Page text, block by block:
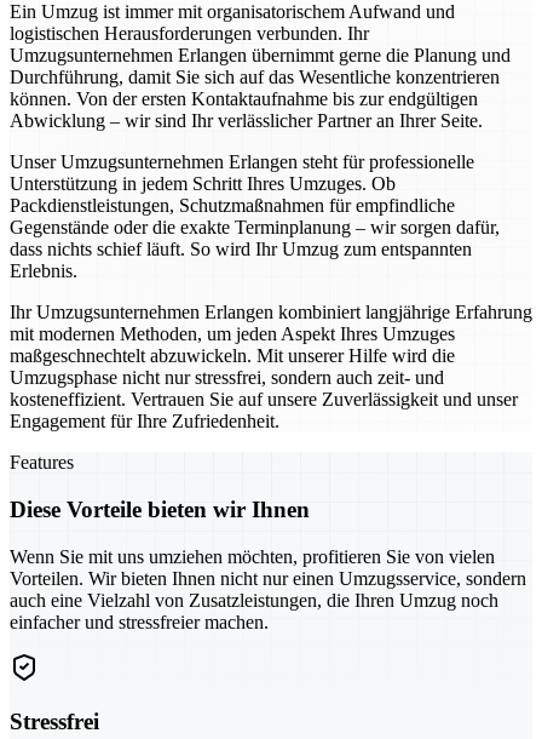
Ein Umzug ist immer mit organisatorischem Aufwand und
logistischen Herausforderungen verbunden. Ihr
Umzugsunternehmen Erlangen übernimmt gerne die Planung und
Durchführung, damit Sie sich auf das Wesentliche konzentrieren
können. Von der ersten Kontaktaufnahme bis zur endgültigen
Abwicklung – wir sind Ihr verlässlicher Partner an Ihrer Seite.
Unser Umzugsunternehmen Erlangen steht für professionelle
Unterstützung in jedem Schritt Ihres Umzuges. Ob
Packdienstleistungen, Schutzmaßnahmen für empfindliche
Gegenstände oder die exakte Terminplanung – wir sorgen dafür,
dass nichts schief läuft. So wird Ihr Umzug zum entspannten
Erlebnis.
Ihr Umzugsunternehmen Erlangen kombiniert langjährige Erfahrung
mit modernen Methoden, um jeden Aspekt Ihres Umzuges
maßgeschnechtelt abzuwickeln. Mit unserer Hilfe wird die
Umzugsphase nicht nur stressfrei, sondern auch zeit- und
kosteneffizient. Vertrauen Sie auf unsere Zuverlässigkeit und unser
Engagement für Ihre Zufriedenheit.
Features
Diese Vorteile bieten wir Ihnen
Wenn Sie mit uns umziehen möchten, profitieren Sie von vielen
Vorteilen. Wir bieten Ihnen nicht nur einen Umzugsservice, sondern
auch eine Vielzahl von Zusatzleistungen, die Ihren Umzug noch
einfacher und stressfreier machen.
Stressfrei